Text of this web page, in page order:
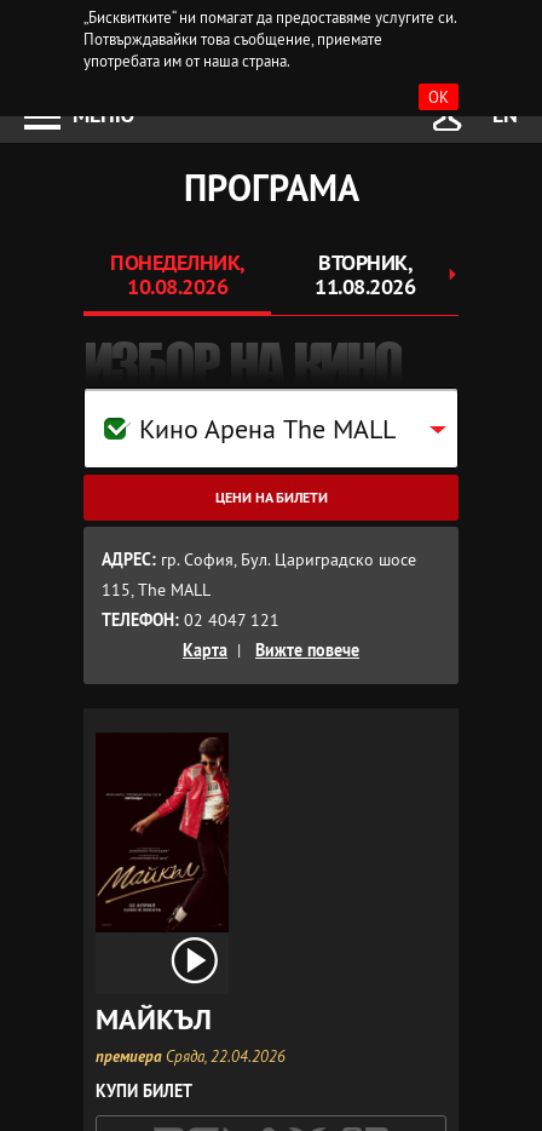
„Бисквитките“ ни помагат да предоставяме услугите си.
Потвърждавайки това съобщение, приемате
употребата им от наша страна.
OK
МЕНЮ EN
ПРОГРАМА
ПОНЕДЕЛНИК,
10.08.2026
ВТОРНИК,
11.08.2026
ИЗБОР НА КИНО
Кино Арена The MALL
ЦЕНИ НА БИЛЕТИ
АДРЕС: гр. София, Бул. Цариградско шосе
115, The MALL
ТЕЛЕФОН: 02 4047 121
Карта | Вижте повече
МАЙКЪЛ
премиера Сряда, 22.04.2026
КУПИ БИЛЕТ